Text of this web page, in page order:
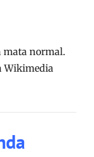
mata normal.
Wikimedia